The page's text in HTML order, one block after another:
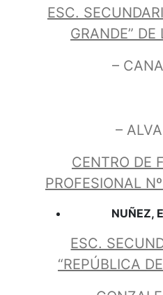
ESC.
GRANDE”
–
–
CENTRO DE
PROFESIONAL
NUÑEZ,
ESC.
“REPÚBLICA